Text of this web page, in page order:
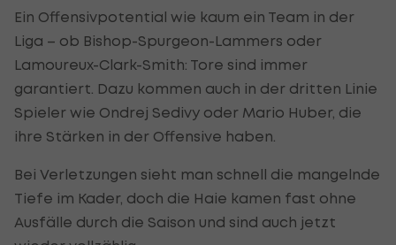
Ein Offensivpotential wie kaum ein Team in der
Liga – ob Bishop-Spurgeon-Lammers oder
Lamoureux-Clark-Smith: Tore sind immer
garantiert. Dazu kommen auch in der dritten Linie
Spieler wie Ondrej Sedivy oder Mario Huber, die
ihre Stärken in der Offensive haben.
Bei Verletzungen sieht man schnell die mangelnde
Tiefe im Kader, doch die Haie kamen fast ohne
Ausfälle durch die Saison und sind auch jetzt